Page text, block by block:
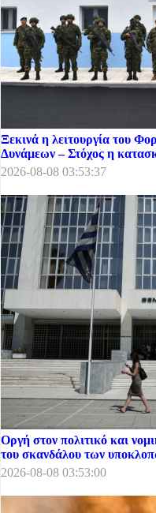
Ξεκινά η λειτουργία του
Δυνάμεων – Στόχος η
2026-08-08 03:53:37
Οργή στον πολιτικό και
του σκανδάλου των
2026-08-08 03:53:00